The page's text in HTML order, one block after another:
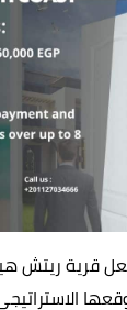
قرية ريتش